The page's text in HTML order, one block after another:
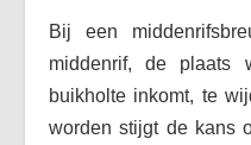
Bij een
middenrif, de plaats
buikholte inkomt, te
worden stijgt de kans